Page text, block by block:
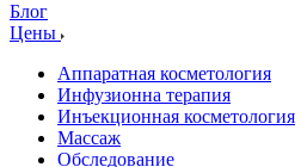
Блог
Цены
Аппаратная косметология
Инфузионна терапия
Инъекционная косметология
Массаж
Обследование